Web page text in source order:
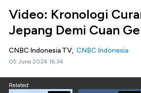
Video: Kronologi
Jepang Demi Cuan
CNBC Indonesia TV, CNBC Indonesia
05 June 2024 16:34
Related